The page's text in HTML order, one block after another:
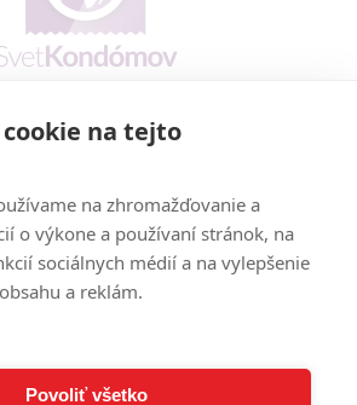
Prečo my
Cookies policy
Vernostný program
- možnosti a cena
na tejto
na zhromažďovanie a
o výkone a používaní stránok, na
sociálnych médií a na vylepšenie
a reklám.
Povoliť všetko